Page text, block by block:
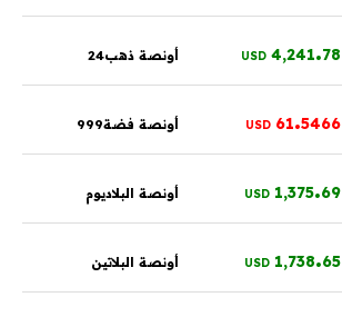
4,241.78
USD أونصة ذهب24
61.5466
USD أونصة فضة999
1,375.69
USD أونصة البلاديوم
1,738.65
USD أونصة البلاتين